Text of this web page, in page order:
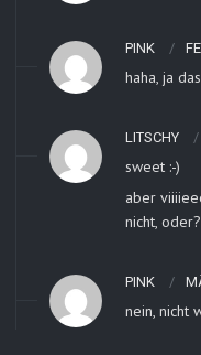
PINK
haha, ja
LITSCHY
sweet :-)
aber
nicht,
PINK
nein, nicht